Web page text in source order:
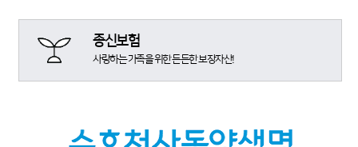
종신보험
사랑하는 가족을 위한 든든한 보장자산!